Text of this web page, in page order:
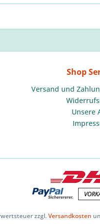
Shop
Versand und
Unsere
zzgl.Versandkosten